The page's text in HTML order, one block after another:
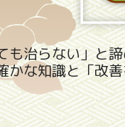
も治らない」と
かな知識と「改